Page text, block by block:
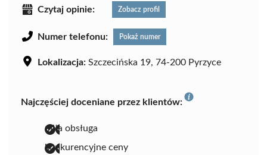
Czytaj opinie: Zobacz profil
Numer telefonu: Pokaż numer
Lokalizacja: Szczecińska 19, 74-200 Pyrzyce
Najczęściej doceniane przez klientów:
miła obsługa
konkurencyjne ceny